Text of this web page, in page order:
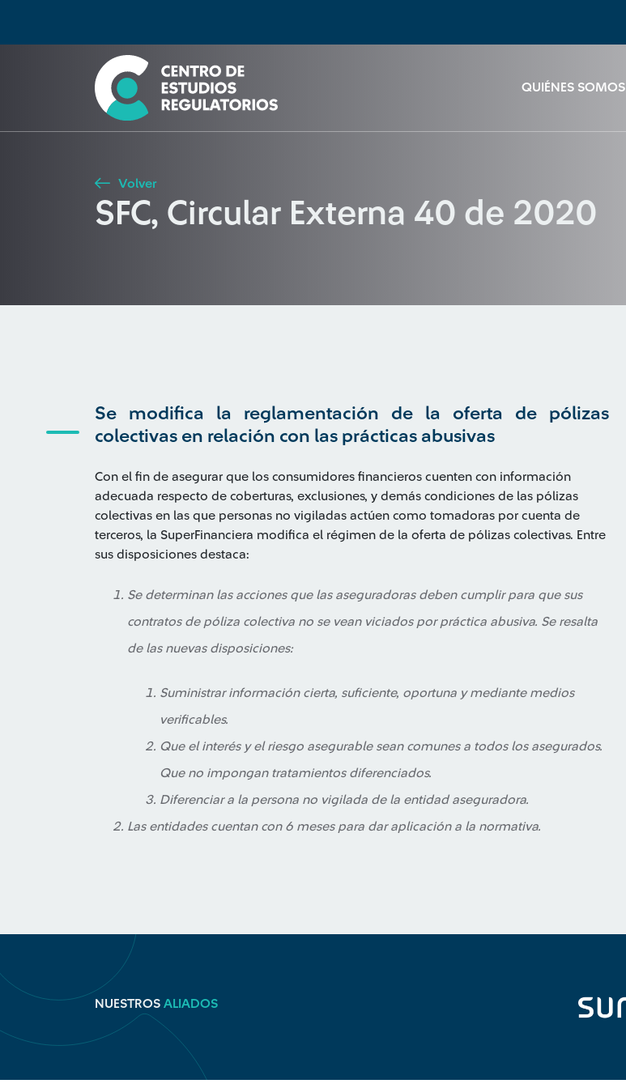
QUIÉNES SOMOS
Seleccione país
Buscar
Volver
SFC, Circular Externa 40 de 2020
Se modifica la reglamentación de la oferta de pólizas
colectivas en relación con las prácticas abusivas
Con el fin de asegurar que los consumidores financieros cuenten con información
adecuada respecto de coberturas, exclusiones, y demás condiciones de las pólizas
colectivas en las que personas no vigiladas actúen como tomadoras por cuenta de
terceros, la SuperFinanciera modifica el régimen de la oferta de pólizas colectivas. Entre
sus disposiciones destaca:
Se determinan las acciones que las aseguradoras deben cumplir para que sus
contratos de póliza colectiva no se vean viciados por práctica abusiva. Se resalta
de las nuevas disposiciones:
Suministrar información cierta, suficiente, oportuna y mediante medios
verificables.
Que el interés y el riesgo asegurable sean comunes a todos los asegurados.
Que no impongan tratamientos diferenciados.
Diferenciar a la persona no vigilada de la entidad aseguradora.
Las entidades cuentan con 6 meses para dar aplicación a la normativa.
NUESTROS ALIADOS